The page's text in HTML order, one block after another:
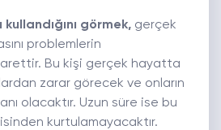
görmek, gerçek
problemlerin
Bu kişi gerçek hayatta
zarar görecek ve onların
olacaktır. Uzun süre ise bu
kurtulamayacaktır.